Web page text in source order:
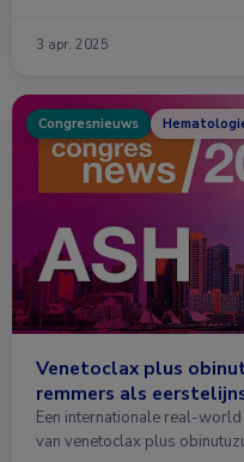
3 apr. 2025
Congresnieuws
Venetoclax plus
remmers als
Een internationale real-
van venetoclax plus